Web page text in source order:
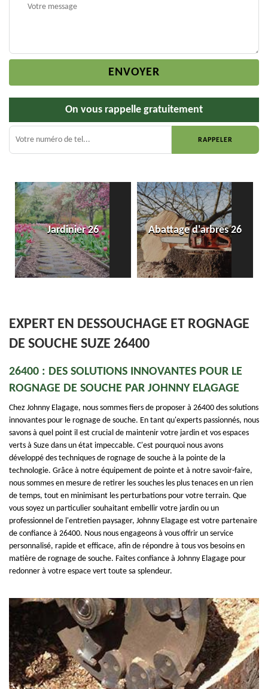
On vous rappelle gratuitement
Abattage d'arbres 26
Entreprise de pose de
dallage et pavé 26
EXPERT EN DESSOUCHAGE ET ROGNAGE
DE SOUCHE SUZE 26400
26400 : DES SOLUTIONS INNOVANTES POUR LE
ROGNAGE DE SOUCHE PAR JOHNNY ELAGAGE
Chez Johnny Elagage, nous sommes fiers de proposer à 26400 des solutions
innovantes pour le rognage de souche. En tant qu'experts passionnés, nous
savons à quel point il est crucial de maintenir votre jardin et vos espaces
verts à Suze dans un état impeccable. C'est pourquoi nous avons
développé des techniques de rognage de souche à la pointe de la
technologie. Grâce à notre équipement de pointe et à notre savoir-faire,
nous sommes en mesure de retirer les souches les plus tenaces en un rien
de temps, tout en minimisant les perturbations pour votre terrain. Que
vous soyez un particulier souhaitant embellir votre jardin ou un
professionnel de l'entretien paysager, Johnny Elagage est votre partenaire
de confiance à 26400. Nous nous engageons à vous offrir un service
personnalisé, rapide et efficace, afin de répondre à tous vos besoins en
matière de rognage de souche. Faites confiance à Johnny Elagage pour
redonner à votre espace vert toute sa splendeur.